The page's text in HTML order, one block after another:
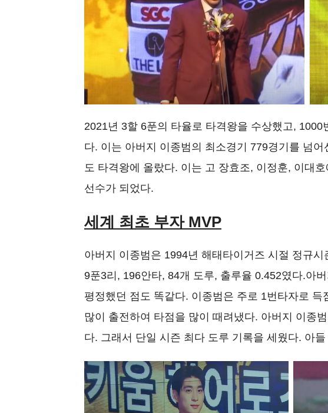
2021년 3할 6푼의 타율로 타격왕을 수상했고,
다. 이는 아버지 이종범의 최소경기 779경기를 넘
도 타격왕에 올랐다. 이는 고 장효조, 이정훈, 이대
선수가 되었다.
세계 최초 부자 MVP
아버지 이종범은 1994년 해태타이거즈 시절 정규
9푼3리, 196안타, 84개 도루, 출루율 0.452였다.아
평정했던 점도 똑같다. 이종범은 주로 1번타자로
많이 출전하여 타점을 많이 때려냈다. 아버지 이종
다. 그래서 단일 시즌 최다 도루 기록을 세웠다. 아